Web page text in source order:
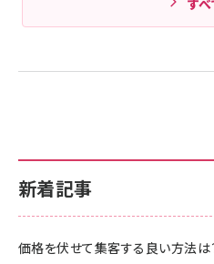
新着記事
価格を伏せて集客する良い方法は
す